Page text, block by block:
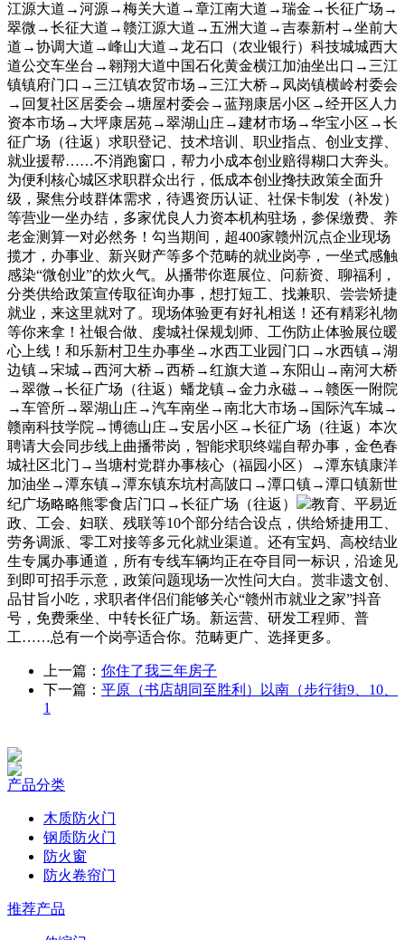
江源大道→河源→梅关大道→章江南大道→瑞金→长征广场→
翠微→长征大道→赣江源大道→五洲大道→吉泰新村→坐前大
道→协调大道→峰山大道→龙石口（农业银行）科技城城西大
道公交车坐台→翱翔大道中国石化黄金横江加油坐出口→三江
镇镇府门口→三江镇农贸市场→三江大桥→凤岗镇横岭村委会
→回复社区居委会→塘屋村委会→蓝翔康居小区→经开区人力
资本市场→大坪康居苑→翠湖山庄→建材市场→华宝小区→长
征广场（往返）求职登记、技术培训、职业指点、创业支撑、
就业援帮……不消跑窗口，帮力小成本创业赔得糊口大奔头。
为便利核心城区求职群众出行，低成本创业搀扶政策全面升
级，聚焦分歧群体需求，待遇资历认证、社保卡制发（补发）
等营业一坐办结，多家优良人力资本机构驻场，参保缴费、养
老金测算一对必然务！勾当期间，超400家赣州沉点企业现场
揽才，办事业、新兴财产等多个范畴的就业岗亭，一坐式感触
感染“微创业”的炊火气。从播带你逛展位、问薪资、聊福利，
分类供给政策宣传取征询办事，想打短工、找兼职、尝尝矫捷
就业，来这里就对了。现场体验更有好礼相送！还有精彩礼物
等你来拿！社银合做、虔城社保规划师、工伤防止体验展位暖
心上线！和乐新村卫生办事坐→水西工业园门口→水西镇→湖
边镇→宋城→西河大桥→西桥→红旗大道→东阳山→南河大桥
→翠微→长征广场（往返）蟠龙镇→金力永磁→→赣医一附院
→车管所→翠湖山庄→汽车南坐→南北大市场→国际汽车城→
赣南科技学院→博德山庄→安居小区→长征广场（往返）本次
聘请大会同步线上曲播带岗，智能求职终端自帮办事，金色春
城社区北门→当塘村党群办事核心（福园小区）→潭东镇康洋
加油坐→潭东镇→潭东镇东坑村高陂口→潭口镇→潭口镇新世
纪广场略略熊零食店门口→长征广场（往返）
教育、平易近
政、工会、妇联、残联等10个部分结合设点，供给矫捷用工、
劳务调派、零工对接等多元化就业渠道。还有宝妈、高校结业
生专属办事通道，所有专线车辆均正在夺目同一标识，沿途见
到即可招手示意，政策问题现场一次性问大白。赏非遗文创、
品甘旨小吃，求职者伴侣们能够关心“赣州市就业之家”抖音
号，免费乘坐、中转长征广场。新运营、研发工程师、普
工……总有一个岗亭适合你。范畴更广、选择更多。
上一篇： 你住了我三年房子
下一篇： 平原（书店胡同至胜利）以南（步行街9、10、
1
产品分类
木质防火门
钢质防火门
防火窗
防火卷帘门
推荐产品